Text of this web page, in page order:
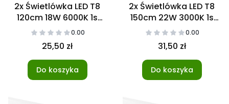
2x Świetlówka LED T8
120cm 18W 6000K 1s
NANO 0.00
25,50 zł
Do koszyka
2x Świetlówka LED T8
150cm 22W 3000K 1s
NANO 0.00
31,50 zł
Do koszyka